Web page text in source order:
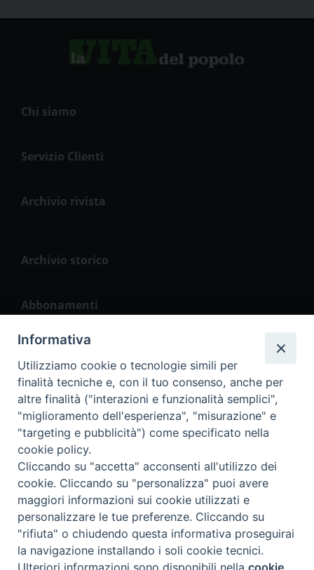
Chi siamo
Servizio Clienti
Archivio rivista
Archivio storico
Abbonamenti
La Vita del Popolo
Seguici
2023 2018 La Vita del Popolo Srl – P.IVA 04911700260
Privacy Policy Cookie Policy
Informativa
Utilizziamo cookie o tecnologie simili per
finalità tecniche e, con il tuo consenso, anche per
altre finalità ("interazioni e funzionalità semplici",
"miglioramento dell'esperienza", "misurazione" e
"targeting e pubblicità") come specificato nella
cookie policy.
Cliccando su "accetta" acconsenti all'utilizzo dei
cookie. Cliccando su "personalizza" puoi avere
maggiori informazioni sui cookie utilizzati e
personalizzare le tue preferenze. Cliccando su
"rifiuta" o chiudendo questa informativa proseguirai
la navigazione installando i soli cookie tecnici.